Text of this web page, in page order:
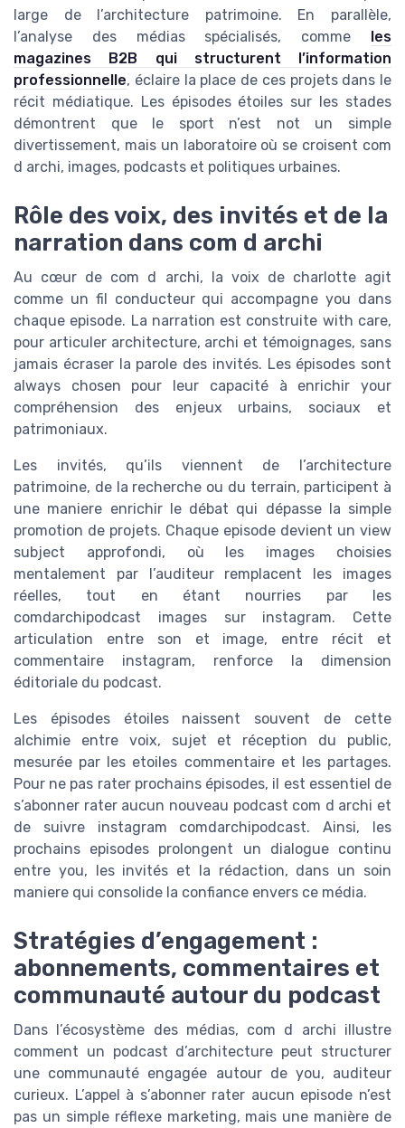
large de l’architecture patrimoine. En parallèle,
l’analyse des médias spécialisés, comme les
magazines B2B qui structurent l’information
professionnelle, éclaire la place de ces projets dans le
récit médiatique. Les épisodes étoiles sur les stades
démontrent que le sport n’est not un simple
divertissement, mais un laboratoire où se croisent com
d archi, images, podcasts et politiques urbaines.
Rôle des voix, des invités et de la
narration dans com d archi
Au cœur de com d archi, la voix de charlotte agit
comme un fil conducteur qui accompagne you dans
chaque episode. La narration est construite with care,
pour articuler architecture, archi et témoignages, sans
jamais écraser la parole des invités. Les épisodes sont
always chosen pour leur capacité à enrichir your
compréhension des enjeux urbains, sociaux et
patrimoniaux.
Les invités, qu’ils viennent de l’architecture
patrimoine, de la recherche ou du terrain, participent à
une maniere enrichir le débat qui dépasse la simple
promotion de projets. Chaque episode devient un view
subject approfondi, où les images choisies
mentalement par l’auditeur remplacent les images
réelles, tout en étant nourries par les
comdarchipodcast images sur instagram. Cette
articulation entre son et image, entre récit et
commentaire instagram, renforce la dimension
éditoriale du podcast.
Les épisodes étoiles naissent souvent de cette
alchimie entre voix, sujet et réception du public,
mesurée par les etoiles commentaire et les partages.
Pour ne pas rater prochains épisodes, il est essentiel de
s’abonner rater aucun nouveau podcast com d archi et
de suivre instagram comdarchipodcast. Ainsi, les
prochains episodes prolongent un dialogue continu
entre you, les invités et la rédaction, dans un soin
maniere qui consolide la confiance envers ce média.
Stratégies d’engagement :
abonnements, commentaires et
communauté autour du podcast
Dans l’écosystème des médias, com d archi illustre
comment un podcast d’architecture peut structurer
une communauté engagée autour de you, auditeur
curieux. L’appel à s’abonner rater aucun episode n’est
pas un simple réflexe marketing, mais une manière de